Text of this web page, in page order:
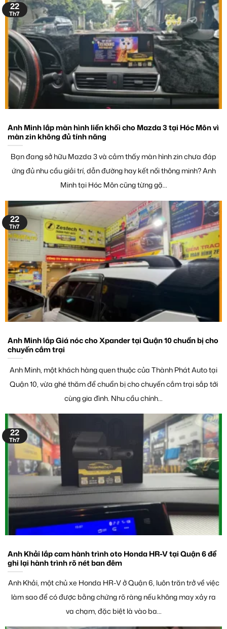
Anh Minh lắp màn hình liền khối cho Mazda 3 tại Hóc Môn vì
màn zin không đủ tính năng
Bạn đang sở hữu Mazda 3 và cảm thấy màn hình zin chưa đáp
ứng đủ nhu cầu giải trí, dẫn đường hay kết nối thông minh? Anh
Minh tại Hóc Môn cũng từng gặ...
22
Th7
Anh Minh lắp Giá nóc cho Xpander tại Quận 10 chuẩn bị cho
chuyến cắm trại
Anh Minh, một khách hàng quen thuộc của Thành Phát Auto tại
Quận 10, vừa ghé thăm để chuẩn bị cho chuyến cắm trại sắp tới
cùng gia đình. Nhu cầu chính...
22
Th7
Anh Khải lắp cam hành trình oto Honda HR-V tại Quận 6 để
ghi lại hành trình rõ nét ban đêm
Anh Khải, một chủ xe Honda HR-V ở Quận 6, luôn trăn trở về việc
làm sao để có được bằng chứng rõ ràng nếu không may xảy ra
va chạm, đặc biệt là vào ba...
22
Th7